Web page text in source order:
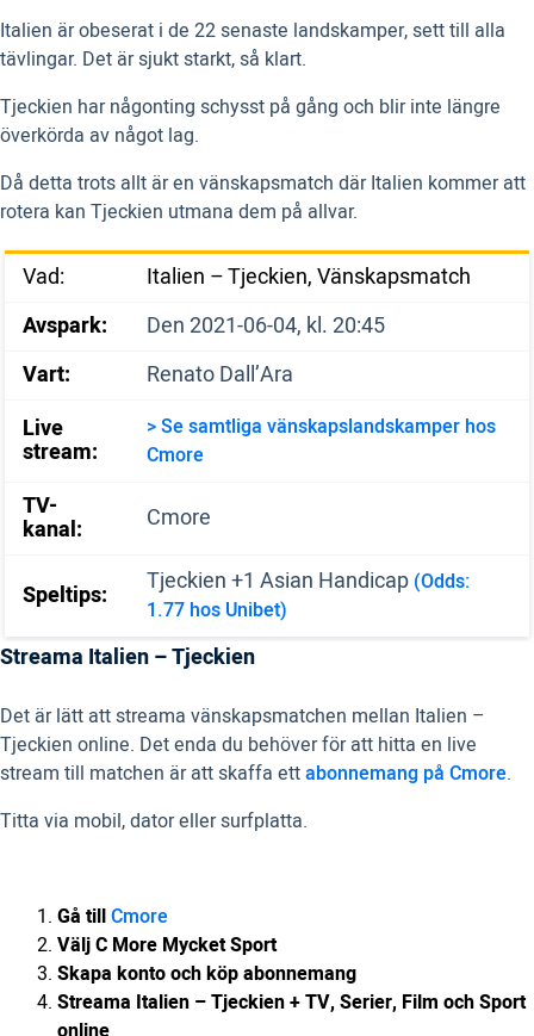
Italien är obeserat i de 22 senaste landskamper, sett till alla
tävlingar. Det är sjukt starkt, så klart.
Tjeckien har någonting schysst på gång och blir inte längre
överkörda av något lag.
Då detta trots allt är en vänskapsmatch där Italien kommer att
rotera kan Tjeckien utmana dem på allvar.
Vad:
Italien – Tjeckien, Vänskapsmatch
Avspark:
Den 2021-06-04, kl. 20:45
Vart:
Renato Dall’Ara
Live
stream:
> Se samtliga vänskapslandskamper hos
Cmore
TV-
kanal: Cmore
Speltips: Tjeckien +1 Asian Handicap (Odds:
1.77 hos Unibet)
Streama Italien – Tjeckien
Det är lätt att streama vänskapsmatchen mellan Italien –
Tjeckien online. Det enda du behöver för att hitta en live
stream till matchen är att skaffa ettabonnemang på Cmore.
Titta via mobil, dator eller surfplatta.
Gå tillCmore
Välj C More Mycket Sport
Skapa konto och köp abonnemang
Streama Italien – Tjeckien + TV, Serier, Film och Sport